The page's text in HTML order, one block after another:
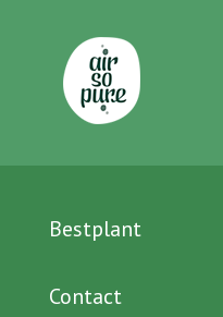
Bestplant
Contact